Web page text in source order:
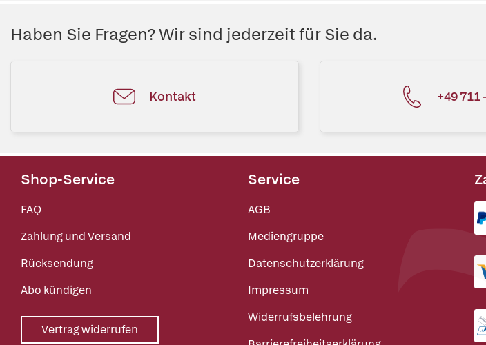
Haben Sie Fragen? Wir sind jederzeit für Sie da.
Kontakt +49 711
Shop-Service
FAQ
Zahlung und Versand
Rücksendung
Abo kündigen
Vertrag widerrufen
Service
AGB
Mediengruppe
Datenschutzerklärung
Impressum
Widerrufsbelehrung